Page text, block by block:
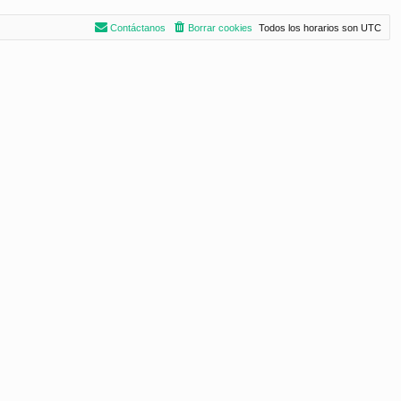
Todos los horarios son UTC
Borrar cookies
Contáctanos